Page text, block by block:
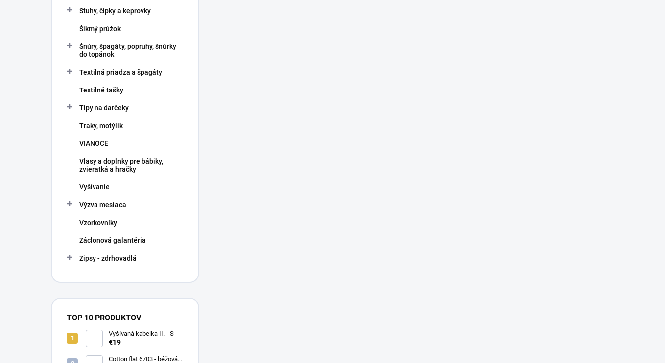
Stuhy, čipky a keprovky
Šikmý prúžok
Šnúry, špagáty, popruhy, šnúrky
do topánok
Textilná priadza a špagáty
Textilné tašky
Tipy na darčeky
Traky, motýlik
VIANOCE
Vlasy a doplnky pre bábiky,
zvieratká a hračky
Vyšívanie
Výzva mesiaca
Vzorkovníky
Záclonová galantéria
Zipsy - zdrhovadlá
TOP 10 PRODUKTOV
Vyšívaná kabelka II. - S
€19
Cotton flat 6703 - béžová